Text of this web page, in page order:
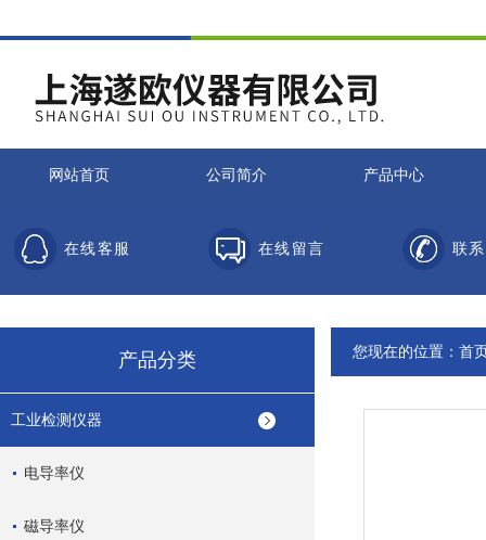
网站首页 公司简介 产品中心
在线客服 在线留言 联
产品分类
工业检测仪器
电导率仪
磁导率仪
您现在的位置： 首